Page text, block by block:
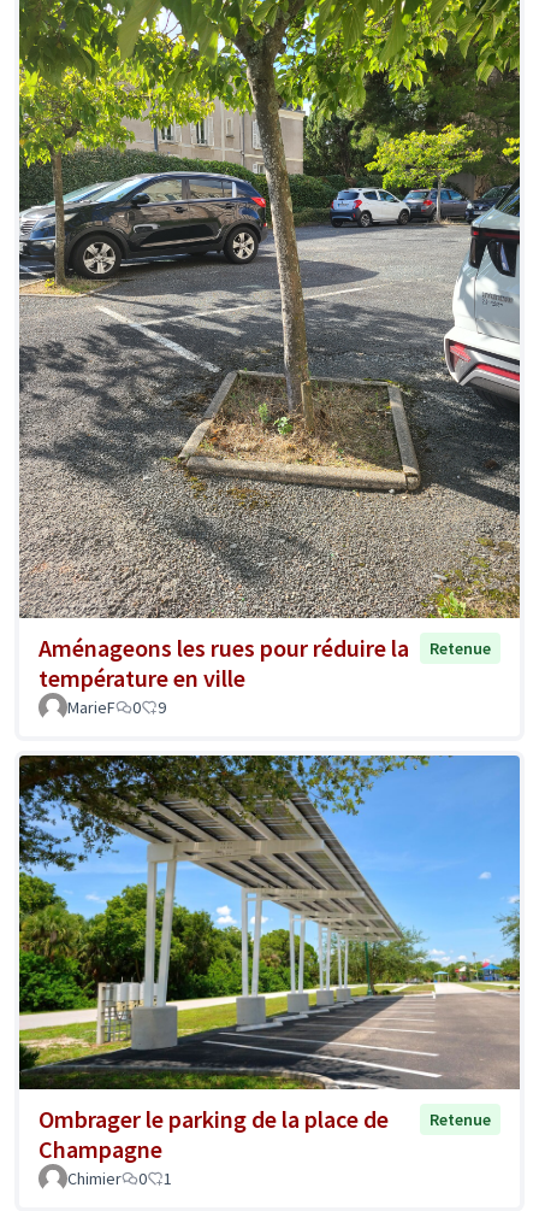
Aménageons les rues pour réduire la
température en ville
Retenue
MarieF 0 9
Ombrager le parking de la place de
Champagne
Retenue
Chimier 0 1